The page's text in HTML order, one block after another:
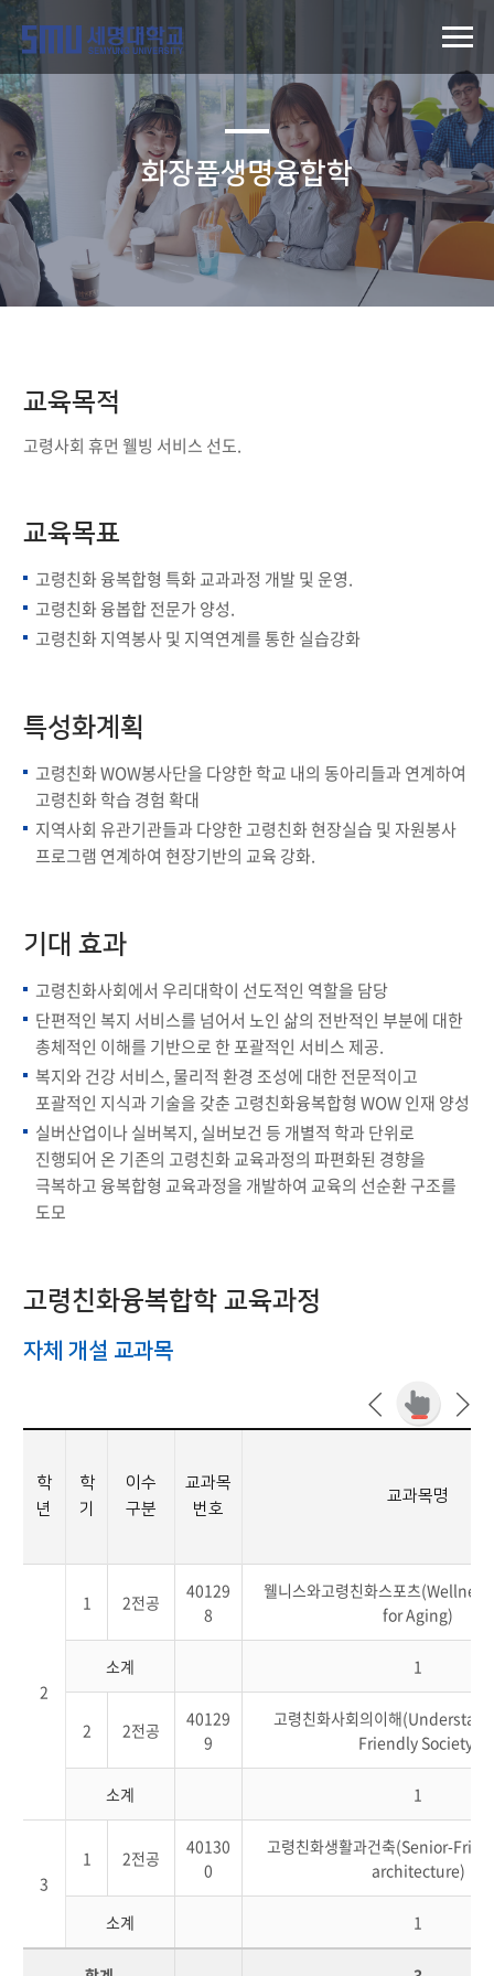
화장품생명융합학
교육목적
고령사회 휴먼 웰빙 서비스 선도.
교육목표
고령친화 융복합형 특화 교과과정 개발 및 운영.
고령친화 융봅합 전문가 양성.
고령친화 지역봉사 및 지역연계를 통한 실습강화
특성화계획
고령친화 WOW봉사단을 다양한 학교 내의 동아리들과 연계하여
고령친화 학습 경험 확대
지역사회 유관기관들과 다양한 고령친화 현장실습 및 자원봉사
프로그램 연계하여 현장기반의 교육 강화.
기대 효과
고령친화사회에서 우리대학이 선도적인 역할을 담당
단편적인 복지 서비스를 넘어서 노인 삶의 전반적인 부분에 대한
총체적인 이해를 기반으로 한 포괄적인 서비스 제공.
복지와 건강 서비스, 물리적 환경 조성에 대한 전문적이고
포괄적인 지식과 기술을 갖춘 고령친화융복합형 WOW 인재 양성
실버산업이나 실버복지, 실버보건 등 개별적 학과 단위로
진행되어 온 기존의 고령친화 교육과정의 파편화된 경향을
극복하고 융복합형 교육과정을 개발하여 교육의 선순환 구조를
도모
고령친화융복합학 교육과정
자체 개설 교과목
학
년
학
기
이수
구분
교과목
번호
교과목명
2
1 2전공
40129
8
웰니스와고령친화스포츠
for Aging)
소계 1
2 2전공
40129
9
고령친화사회의이해
Friendly Society)
소계 1
3
1 2전공
40130
0
고령친화생활과건축(Senior-
architecture)
소계 1